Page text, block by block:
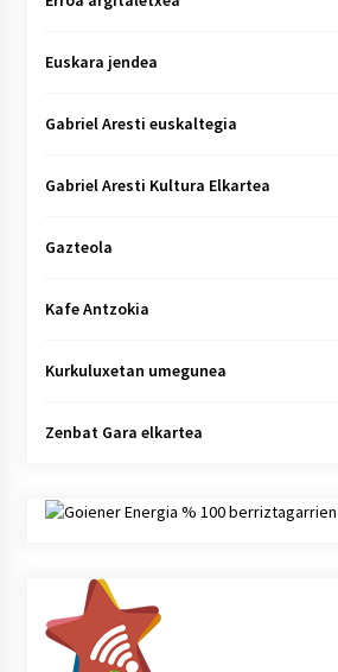
Euskara jendea
Gabriel Aresti euskaltegia
Gabriel Aresti Kultura Elkartea
Gazteola
Kafe Antzokia
Kurkuluxetan umegunea
Zenbat Gara elkartea